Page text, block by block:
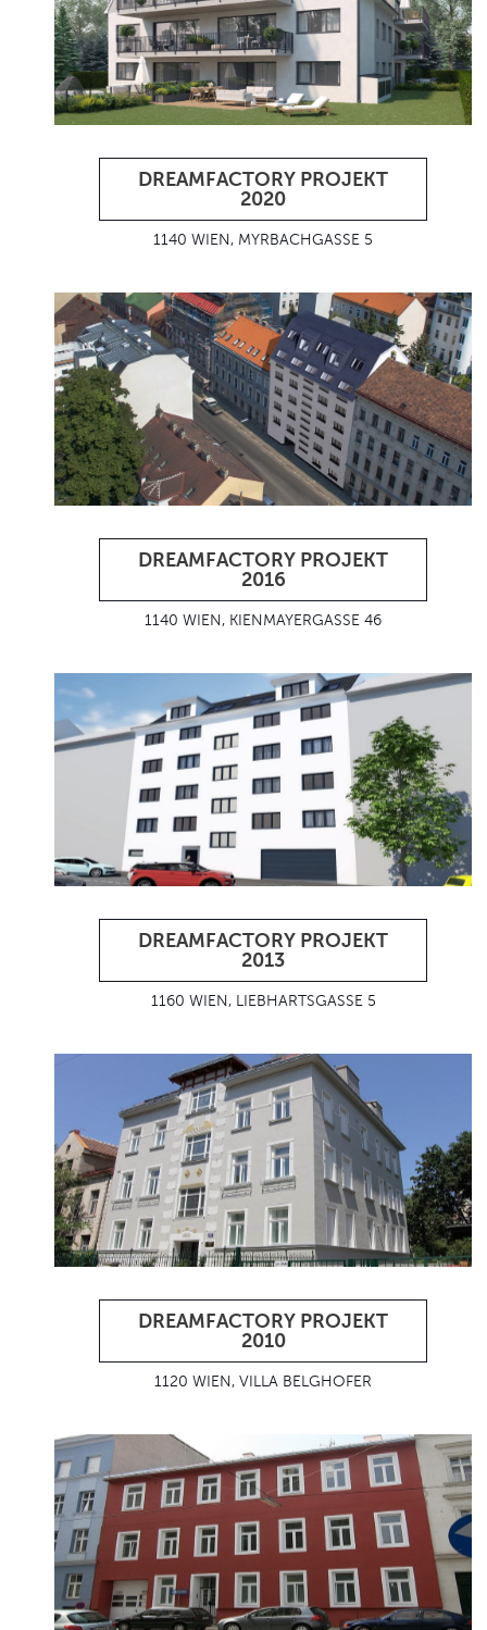
DREAMFACTORY PROJEKT
2020
1140 WIEN, MYRBACHGASSE 5
DREAMFACTORY PROJEKT
2016
1140 WIEN, KIENMAYERGASSE 46
DREAMFACTORY PROJEKT
2013
1160 WIEN, LIEBHARTSGASSE 5
DREAMFACTORY PROJEKT
2010
1120 WIEN, VILLA BELGHOFER